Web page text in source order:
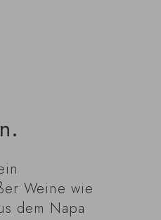
Weine wie
dem Napa